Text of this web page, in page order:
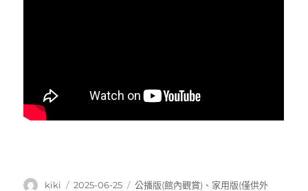
作
kiki
發
2025-06-25
分
公播版(館內觀賞) 、 家用版(僅供外